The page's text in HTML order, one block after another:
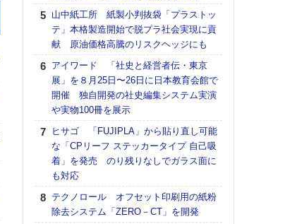
山中紙工所 紙製小判抜袋「プラストッ
テ」本格製造開始で脱プラ社会実現に貢
献 原油価格高騰のリスクヘッジにも
アイワード 「社史と経営者伝・東京
展」を８月25日〜26日に日本教育会館で
開催 独自開発の社史編集システム実演
や実物100冊を展示
ヒサゴ 「FUJIPLA」から貼り直し可能
な「CPリーフ ステッカータイプ 自己吸
着」を発売 のり残りなしでガラス面に
も対応
テクノロール オフセット印刷用の紙粉
除去システム「ZERO－CT」を開発